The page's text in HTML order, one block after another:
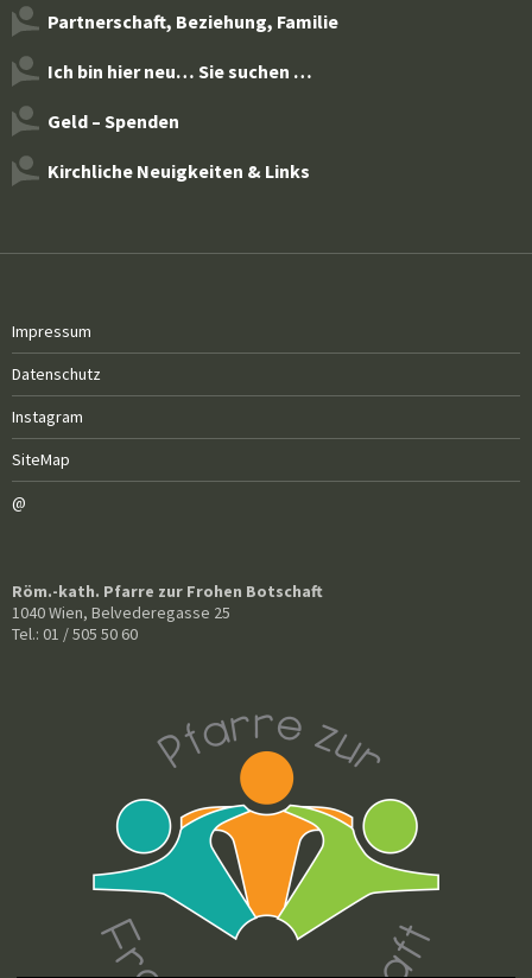
Partnerschaft, Beziehung, Familie
Ich bin hier neu… Sie suchen …
Geld – Spenden
Kirchliche Neuigkeiten & Links
Impressum
Datenschutz
Instagram
SiteMap
@
Röm.-kath. Pfarre zur Frohen Botschaft
1040 Wien, Belvederegasse 25
Tel.: 01 / 505 50 60